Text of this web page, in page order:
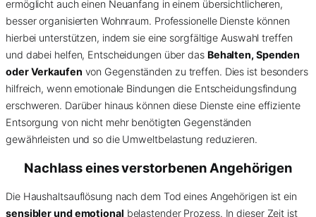
ermöglicht auch einen Neuanfang in einem übersichtlicheren,
besser organisierten Wohnraum. Professionelle Dienste können
hierbei unterstützen, indem sie eine sorgfältige Auswahl treffen
und dabei helfen, Entscheidungen über das Behalten, Spenden
oder Verkaufen von Gegenständen zu treffen. Dies ist besonders
hilfreich, wenn emotionale Bindungen die Entscheidungsfindung
erschweren. Darüber hinaus können diese Dienste eine effiziente
Entsorgung von nicht mehr benötigten Gegenständen
gewährleisten und so die Umweltbelastung reduzieren.
Nachlass eines verstorbenen Angehörigen
Die Haushaltsauflösung nach dem Tod eines Angehörigen ist ein
sensibler und emotional belastender Prozess. In dieser Zeit ist